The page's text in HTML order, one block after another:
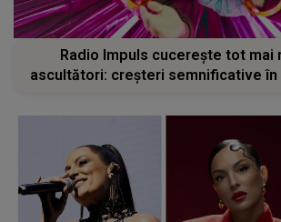
Radio Impuls cucerește tot mai
ascultători: creșteri semnificative în